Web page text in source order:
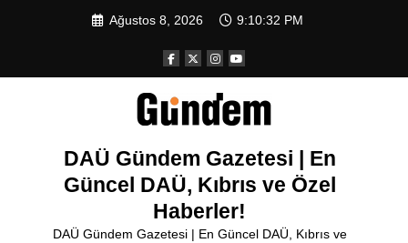
Ağustos 8, 2026 9:10:32 PM
DAÜ Gündem Gazetesi | En
Güncel DAÜ, Kıbrıs ve Özel
Haberler!
DAÜ Gündem Gazetesi | En Güncel DAÜ, Kıbrıs ve